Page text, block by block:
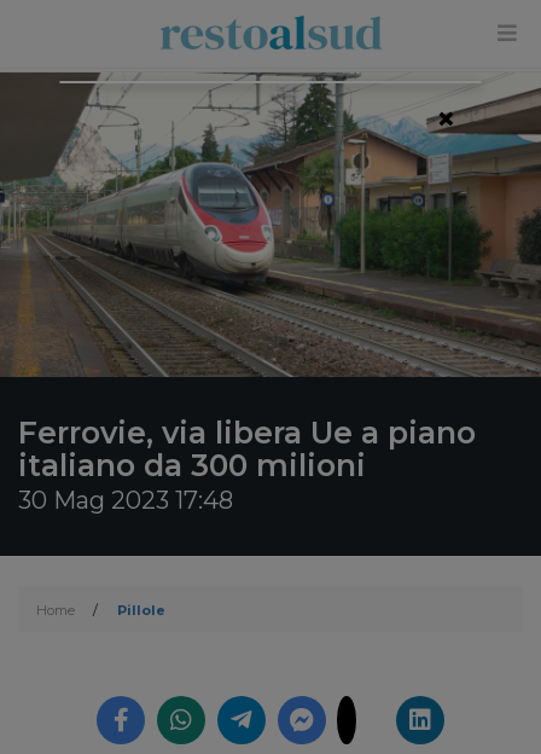
Ferrovie, via libera Ue a piano
italiano da 300 milioni
30 Mag 2023 17:48
Home / Pillole
×